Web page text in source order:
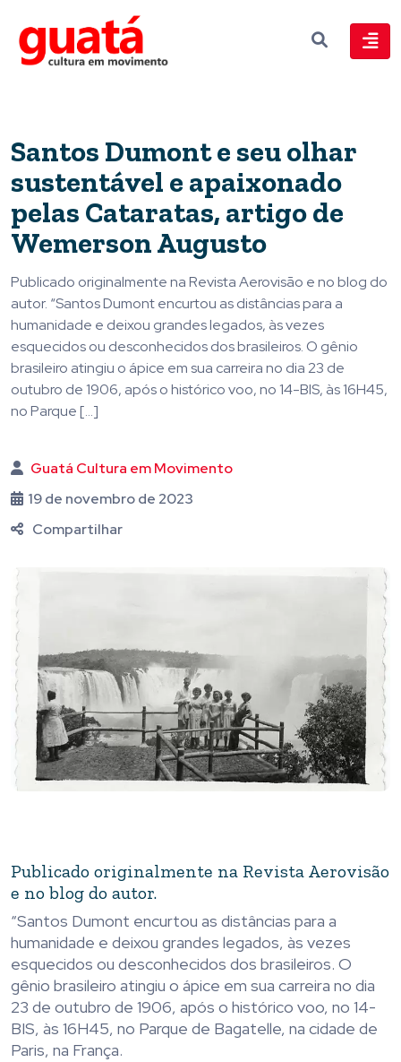
Santos Dumont e seu olhar
sustentável e apaixonado
pelas Cataratas, artigo de
Wemerson Augusto
Publicado originalmente na Revista Aerovisão e no blog do
autor. “Santos Dumont encurtou as distâncias para a
humanidade e deixou grandes legados, às vezes
esquecidos ou desconhecidos dos brasileiros. O gênio
brasileiro atingiu o ápice em sua carreira no dia 23 de
outubro de 1906, após o histórico voo, no 14-BIS, às 16H45,
no Parque […]
Guatá Cultura em Movimento
19 de novembro de 2023
Compartilhar
Publicado originalmente na Revista Aerovisão
e no blog do autor.
“Santos Dumont encurtou as distâncias para a
humanidade e deixou grandes legados, às vezes
esquecidos ou desconhecidos dos brasileiros. O
gênio brasileiro atingiu o ápice em sua carreira no dia
23 de outubro de 1906, após o histórico voo, no 14-
BIS, às 16H45, no Parque de Bagatelle, na cidade de
Paris, na França.